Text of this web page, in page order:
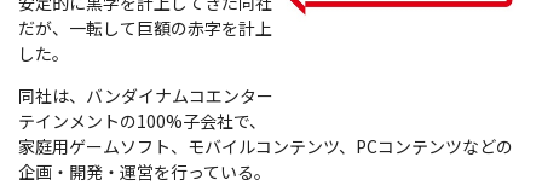
だが、一転して巨額の赤字を計上
した。
同社は、バンダイナムコエンター
テインメントの100%子会社で、
家庭用ゲームソフト、モバイルコンテンツ、PCコンテンツなどの
企画・開発・運営を行っている。